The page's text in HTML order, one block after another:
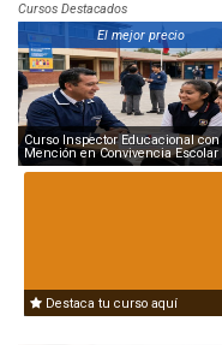
Cursos Destacados
El mejor precio
Curso Inspector Educacional con
Mención en Convivencia Escolar
Destaca tu curso aquí